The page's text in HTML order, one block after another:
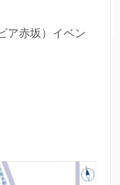
ア赤坂）イベン